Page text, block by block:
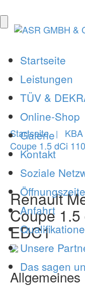
Startseite
Leistungen
TÜV &
Online-Shop
Galerie
Kontakt
Soziale
Anfahrt
Unsere
Das sagen
Startseite |
Coupe 1.5 dCi
Renault
Coupe
EDC1
Allgemeines